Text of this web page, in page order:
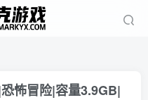
怖冒险|容量3.9GB|